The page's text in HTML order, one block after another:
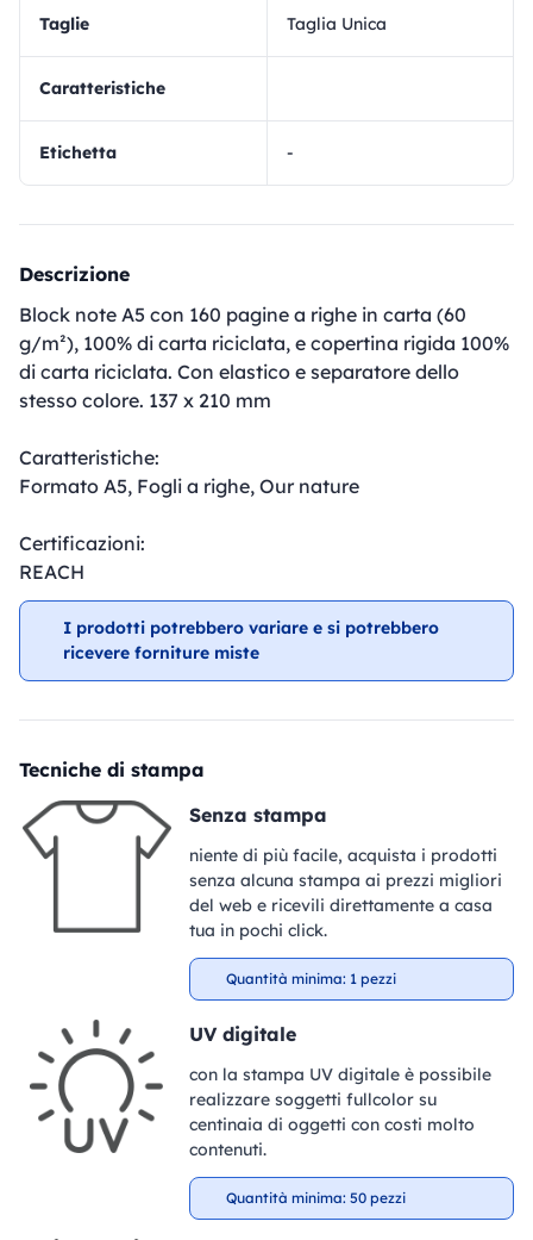
Taglie Taglia Unica
Caratteristiche
Etichetta -
Descrizione
Block note A5 con 160 pagine a righe in carta (60
g/m²), 100% di carta riciclata, e copertina rigida 100%
di carta riciclata. Con elastico e separatore dello
stesso colore. 137 x 210 mm
Caratteristiche:
Formato A5, Fogli a righe, Our nature
Certificazioni:
REACH
I prodotti potrebbero variare e si potrebbero
ricevere forniture miste
Tecniche di stampa
Senza stampa
niente di più facile, acquista i prodotti
senza alcuna stampa ai prezzi migliori
del web e ricevili direttamente a casa
tua in pochi click.
Quantità minima: 1 pezzi
UV digitale
con la stampa UV digitale è possibile
realizzare soggetti fullcolor su
centinaia di oggetti con costi molto
contenuti.
Quantità minima: 50 pezzi